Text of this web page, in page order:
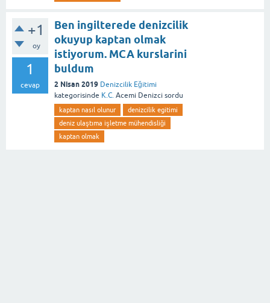
+1
oy
1
cevap
Ben ingilterede denizcilik
okuyup kaptan olmak
istiyorum. MCA kurslarini
buldum
2 Nisan 2019 Denizcilik Eğitimi
kategorisinde K.C. Acemi Denizci sordu
kaptan nasıl olunur
denizcilik egitimi
deniz ulaştıma işletme mühendisliği
kaptan olmak